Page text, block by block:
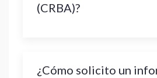
(CRBA)?
¿Cómo solicito un